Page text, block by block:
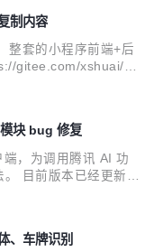
<version
特性 【face人脸识
制内容
整套的小程序前端+后
gitee.com/xshuai/xa
块 bug 修复
，为调用腾讯 AI 功
目前版本已经更新至
弃一些暂时不用使用
参数) Java JDK 1.7+
、车牌识别